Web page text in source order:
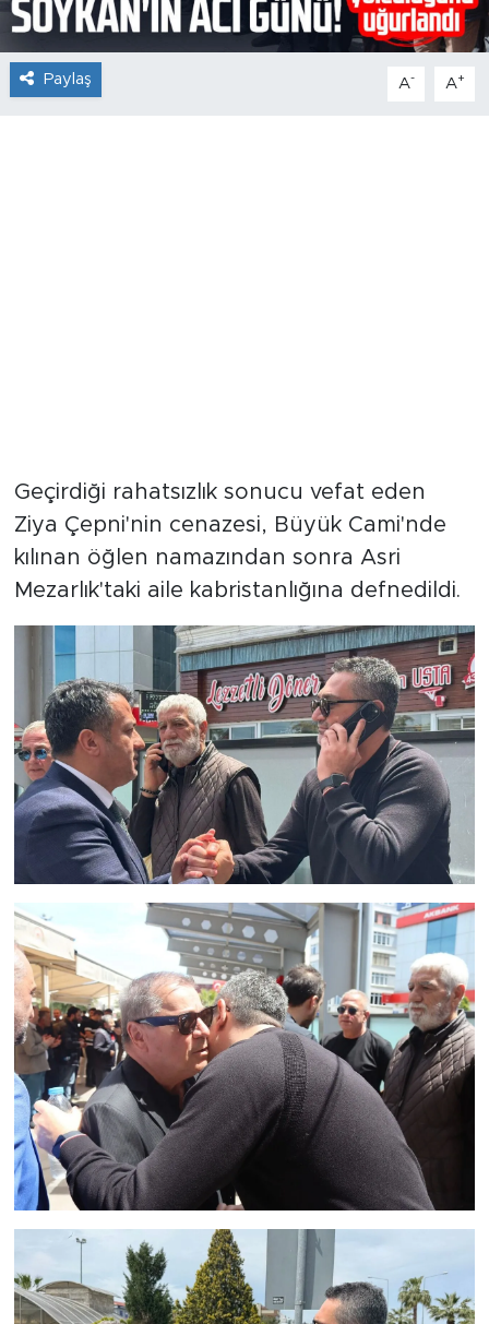
Paylaş A- A+
Geçirdiği rahatsızlık sonucu vefat eden
Ziya Çepni'nin cenazesi, Büyük Cami'nde
kılınan öğlen namazından sonra Asri
Mezarlık'taki aile kabristanlığına defnedildi.